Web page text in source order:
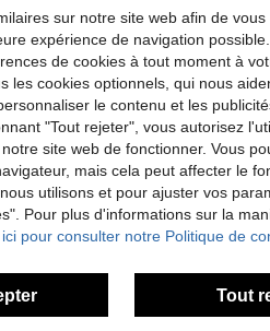
Étiquettes d'expédition thermiques Marklife 4"X6", 100/200/500 feuilles, autocollants de code-barres 100x150mm, convient pour les bordereaux de livraison de messagerie commerciale
#1 BEST-
7,22€
sur notre site web afin de
expérience de navigation
de cookies à tout moment à
les cookies optionnels, qui nous
le contenu et les
"Tout rejeter", vous autorisez
site web de fonctionner. Vous
mais cela peut affecter le
utilisons et pour ajuster vos
Pour plus d'informations sur la
pour consulter notre Politique de
Tout